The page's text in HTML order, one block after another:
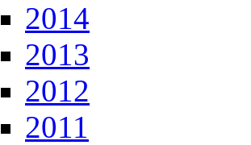
2014
2013
2012
2011